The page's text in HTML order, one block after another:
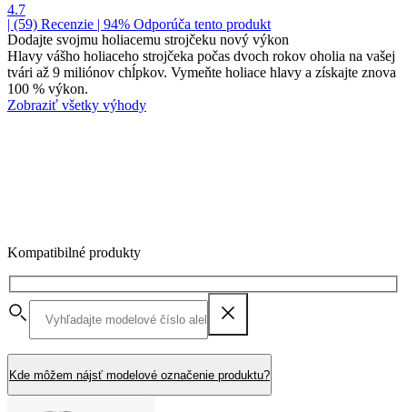
4.7
| (59) Recenzie | 94% Odporúča tento produkt
Dodajte svojmu holiacemu strojčeku nový výkon
Hlavy vášho holiaceho strojčeka počas dvoch rokov oholia na vašej
tvári až 9 miliónov chĺpkov. Vymeňte holiace hlavy a získajte znova
100 % výkon.
Zobraziť všetky výhody
Kompatibilné produkty
Kde môžem nájsť modelové označenie produktu?